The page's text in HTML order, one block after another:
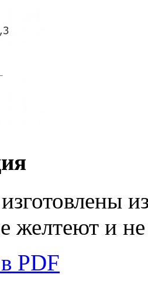
желтеют и
PDF